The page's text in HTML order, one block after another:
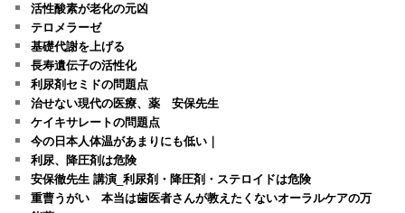
活性酸素が老化の元凶
テロメラーゼ
基礎代謝を上げる
長寿遺伝子の活性化
利尿剤セミドの問題点
治せない現代の医療、薬 安保先生
ケイキサレートの問題点
今の日本人体温があまりにも低い｜
利尿、降圧剤は危険
安保徹先生 講演_利尿剤・降圧剤・ステロイドは危険
重曹うがい 本当は歯医者さんが教えたくないオーラルケアの万